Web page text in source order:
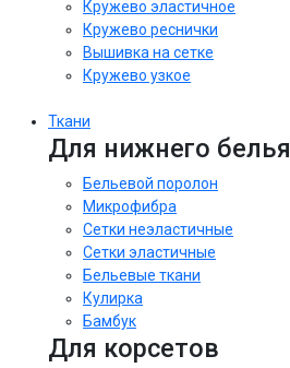
Кружево эластичное
Кружево реснички
Вышивка на сетке
Кружево узкое
Ткани
Для нижнего белья
Бельевой поролон
Микрофибра
Сетки неэластичные
Сетки эластичные
Бельевые ткани
Кулирка
Бамбук
Для корсетов